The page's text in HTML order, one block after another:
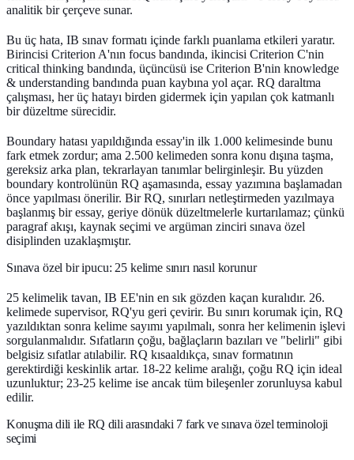
analitik bir çerçeve sunar.
Bu üç hata, IB sınav formatı içinde farklı puanlama etkileri yaratır.
Birincisi Criterion A'nın focus bandında, ikincisi Criterion C'nin
critical thinking bandında, üçüncüsü ise Criterion B'nin knowledge
& understanding bandında puan kaybına yol açar. RQ daraltma
çalışması, her üç hatayı birden gidermek için yapılan çok katmanlı
bir düzeltme sürecidir.
Boundary hatası yapıldığında essay'in ilk 1.000 kelimesinde bunu
fark etmek zordur; ama 2.500 kelimeden sonra konu dışına taşma,
gereksiz arka plan, tekrarlayan tanımlar belirginleşir. Bu yüzden
boundary kontrolünün RQ aşamasında, essay yazımına başlamadan
önce yapılması önerilir. Bir RQ, sınırları netleştirmeden yazılmaya
başlanmış bir essay, geriye dönük düzeltmelerle kurtarılamaz; çünkü
paragraf akışı, kaynak seçimi ve argüman zinciri sınava özel
disiplinden uzaklaşmıştır.
Sınava özel bir ipucu: 25 kelime sınırı nasıl korunur
25 kelimelik tavan, IB EE'nin en sık gözden kaçan kuralıdır. 26.
kelimede supervisor, RQ'yu geri çevirir. Bu sınırı korumak için, RQ
yazıldıktan sonra kelime sayımı yapılmalı, sonra her kelimenin işlevi
sorgulanmalıdır. Sıfatların çoğu, bağlaçların bazıları ve "belirli" gibi
belgisiz sıfatlar atılabilir. RQ kısaaldıkça, sınav formatının
gerektirdiği keskinlik artar. 18-22 kelime aralığı, çoğu RQ için ideal
uzunluktur; 23-25 kelime ise ancak tüm bileşenler zorunluysa kabul
edilir.
Konuşma dili ile RQ dili arasındaki 7 fark ve sınava özel terminoloji
seçimi